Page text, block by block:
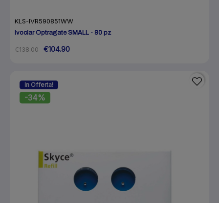
KLS-IVR590851WW
Ivoclar Optragate SMALL - 80 pz
€138.00 €104.90
In Offerta!
-34%